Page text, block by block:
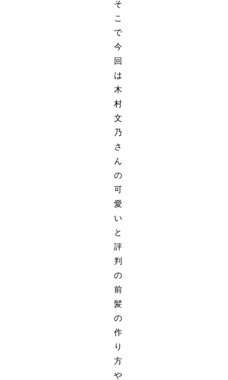
そ
こ
で
今
回
は
木
村
文
乃
さ
ん
の
可
愛
い
と
評
判
の
前
髪
の
作
り
方
や